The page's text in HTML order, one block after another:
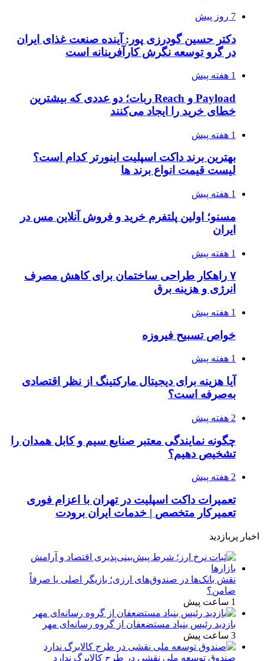
7 روز پیش
دکتر حسین گودرزی پور: آینده صنعت غذای ایران
در گرو توسعه نگرش کارآفرینانه است
1 هفته پیش
Payload و Reach ربات؛ دو عددی که بیشترین
خطای خرید را ایجاد می‌کنند
1 هفته پیش
بهترین برند داکت اسپلیت اینورتر کدام است؟
لیست قیمت انواع برند ها
1 هفته پیش
مسنو؛ اولین پلتفرم خرید و فروش آنلاین مس در
ایران
1 هفته پیش
۷ راهکار طراحی ساختمان برای کاهش مصرف
انرژی و هزینه برق
1 هفته پیش
خواص تسبیح فیروزه
1 هفته پیش
آیا هزینه برای دیجیتال مارکتینگ از نظر اقتصادی
به‌صرفه است؟
2 هفته پیش
چگونه نمایندگی معتبر صنایع سیم و کابل همدان را
تشخیص دهیم؟
2 هفته پیش
تعمیرات داکت اسپلیت در تهران با اعزام فوری
تعمیرکار متخصص | خدمات ایران برودت
اخبار پربازدید
نقش بانک‌ها در صندوق‌های ارزی؛ بازیگر اصلی یا صرفاً
ضامن؟
1 ساعت پیش
بازدید رئیس بنیاد مستضعفان از گروه رسانه‌ای مهر
3 ساعت پیش
صندوق توسعه ملی نقشی در طرح کالابرگ ندارد